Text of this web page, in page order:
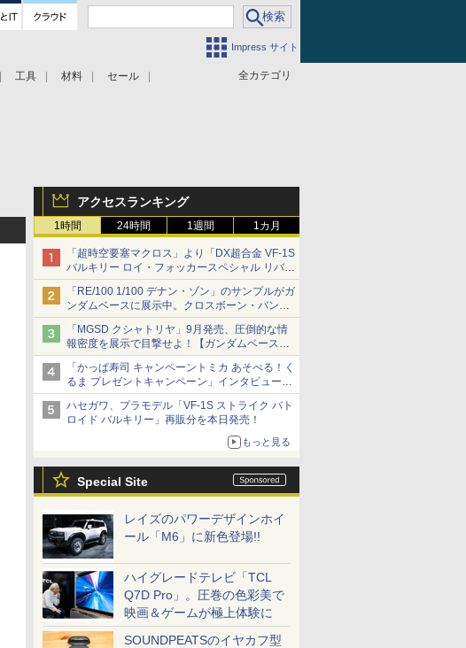
Impress サイト
全カテゴリ
工具 材料 セール
アクセスランキング
1時間 24時間 1週間 1カ月
「超時空要塞マクロス」より「DX超合金 VF-1S
バルキリー ロイ・フォッカースペシャル リバイ
バルVer.」本日発売！
「RE/100 1/100 デナン・ゾン」のサンプルがガ
ンダムベースに展示中。クロスボーン・バンガ
ードの制式量産機が間もなく発送【ガンダムベ
ース撮り下ろし】
「MGSD クシャトリヤ」9月発売、圧倒的な情
報密度を展示で目撃せよ！【ガンダムベース撮
り下ろし】
「かっぱ寿司 キャンペーントミカ あそべる！く
るま プレゼントキャンペーン」インタビュー
子どもが楽しめるかっぱ寿司ならではの体験と
コラボの楽しさを追求
ハセガワ、プラモデル「VF-1S ストライク バト
ロイド バルキリー」再販分を本日発売！
もっと見る
Special Site
レイズのパワーデザインホイ
ール「M6」に新色登場!!
ハイグレードテレビ「TCL
Q7D Pro」。圧巻の色彩美で
映画＆ゲームが極上体験に
SOUNDPEATSのイヤカフ型